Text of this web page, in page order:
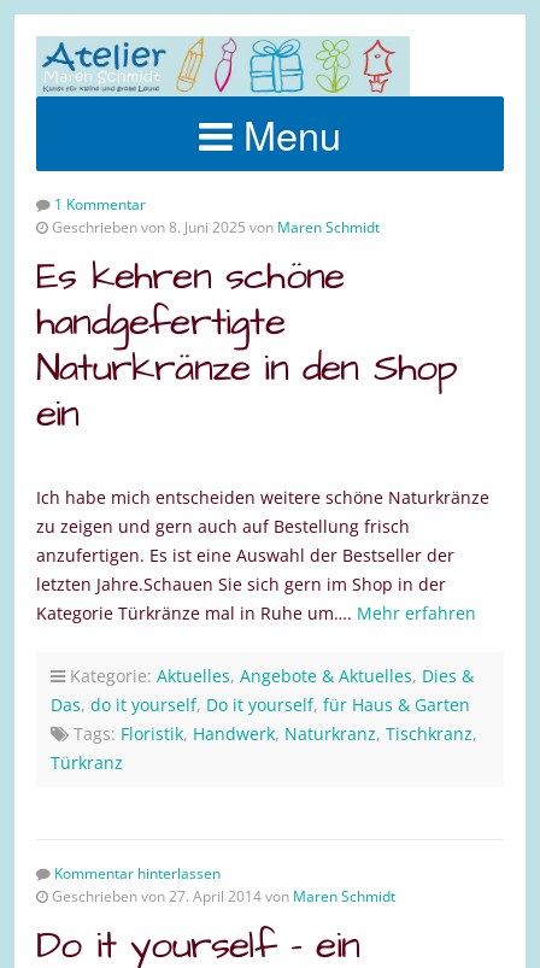
Menu
1 Kommentar
Geschrieben von 8. Juni 2025 von Maren Schmidt
Es kehren schöne
handgefertigte
Naturkränze in den Shop
ein
Ich habe mich entscheiden weitere schöne Naturkränze
zu zeigen und gern auch auf Bestellung frisch
anzufertigen. Es ist eine Auswahl der Bestseller der
letzten Jahre.Schauen Sie sich gern im Shop in der
Kategorie Türkränze mal in Ruhe um…. Mehr erfahren
Kategorie: Aktuelles, Angebote & Aktuelles, Dies &
Das, do it yourself, Do it yourself, für Haus & Garten
Tags: Floristik, Handwerk, Naturkranz, Tischkranz,
Türkranz
Kommentar hinterlassen
Geschrieben von 27. April 2014 von Maren Schmidt
Do it yourself – ein